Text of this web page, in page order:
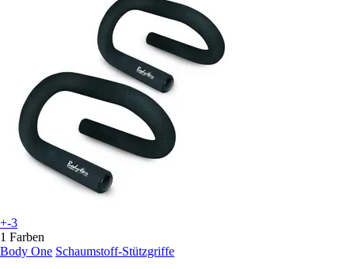
+-3
1 Farben
Body One Schaumstoff-Stützgriffe